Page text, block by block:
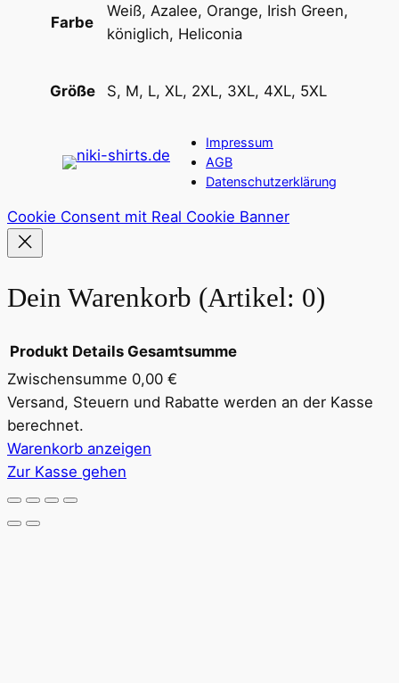
Farbe
Weiß, Azalee, Orange, Irish Green,
königlich, Heliconia
Größe S, M, L, XL, 2XL, 3XL, 4XL, 5XL
Impressum
AGB
Datenschutzerklärung
Cookie Consent mit Real Cookie Banner
Dein Warenkorb (Artikel: 0)
Produkte
im
Warenkorb
Produkt Details Gesamtsumme
Zwischensumme 0,00 €
Versand, Steuern und Rabatte werden an der Kasse
berechnet.
Warenkorb anzeigen
Zur Kasse gehen